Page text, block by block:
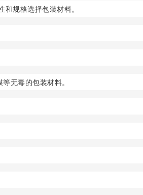
规格选择包装材料。
无毒的包装材料。